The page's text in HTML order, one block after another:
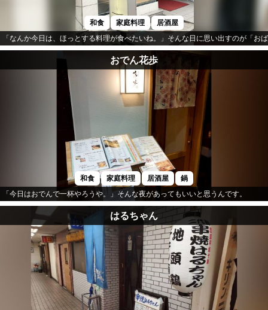
和食 家庭料理
居酒屋
「なんか今日は、ほっとする料理が食べたいね。」そんな日に思い出すのが「お
おでん花歩
和食 家庭料理 居酒屋
鍋
「今日はおでんで一杯やろうや。」そんな夜があってもいいと思うんです。
はるちゃん